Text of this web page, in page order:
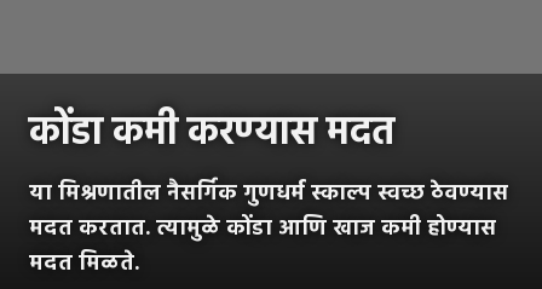
कोंडा कमी करण्यास मदत
या मिश्रणातील नैसर्गिक गुणधर्म स्काल्प स्वच्छ ठेवण्यास
मदत करतात. त्यामुळे कोंडा आणि खाज कमी होण्यास
मदत मिळते.